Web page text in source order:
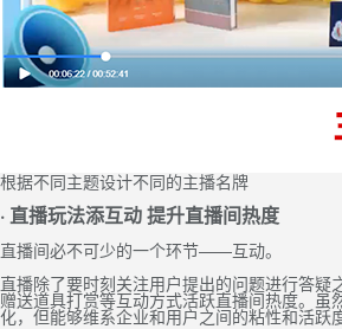
根据不同主题设计不同的主播名牌
· 直播玩法添互动 提升直播间热度
直播间必不可少的一个环节——互动。
直播除了要时刻关注用户提出的问题进行答疑
赠送道具打赏等互动方式活跃直播间热度。虽
化，但能够维系企业和用户之间的粘性和活跃